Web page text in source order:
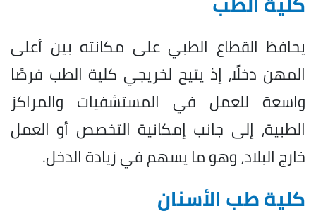
يحافظ القطاع الطبي على مكانته بين أعلى
المهن دخلًا، إذ يتيح لخريجي كلية الطب فرصًا
واسعة للعمل في المستشفيات والمراكز
الطبية، إلى جانب إمكانية التخصص أو العمل
خارج البلاد، وهو ما يسهم في زيادة الدخل.
كلية طب الأسنان